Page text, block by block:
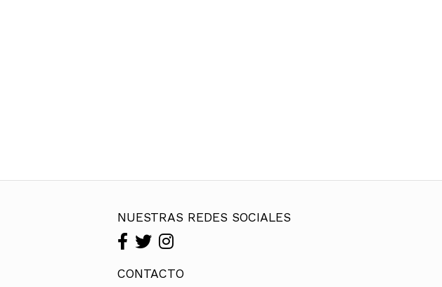
NUESTRAS REDES SOCIALES
CONTACTO